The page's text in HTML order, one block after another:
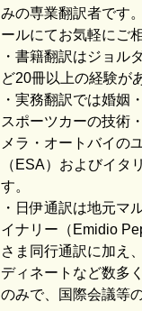
みの専業翻訳者です
ールにてお気軽にご
・書籍翻訳はジョル
ど20冊以上の経験が
・実務翻訳では婚姻
スポーツカーの技術
メラ・オートバイの
（ESA）およびイ
す。
・日伊通訳は地元マ
イナリー（Emidio
さま同行通訳に加え
ディネートなど数多
のみで、国際会議等